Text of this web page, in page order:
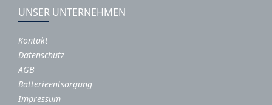
UNSER UNTERNEHMEN
Kontakt
Datenschutz
AGB
Batterieentsorgung
Impressum